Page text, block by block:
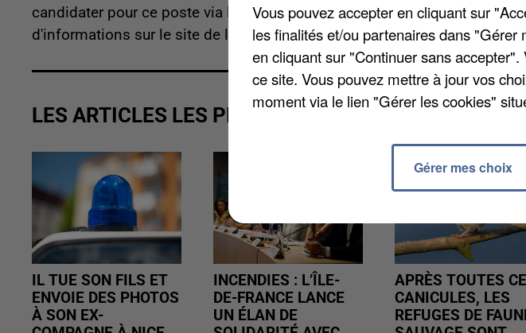
candidater pour ce poste via l'envoie d'une lettre au juge coordonnateur
d'informations sur le site de la commune,www.auneuil.fr.
LES ARTICLES LES PLUS VUS
IL TUE SON FILS ET
ENVOIE DES PHOTOS
À SON EX-
INCENDIES : L’ÎLE-
DE-FRANCE LANCE
UN ÉLAN DE
APRÈS TOUTES
CANICULES, LES
REFUGES DE
Vous pouvez accepter en cliquant sur
les finalités et/ou partenaires dans
en cliquant sur "Continuer sans
ce site. Vous pouvez mettre à jour vos
moment via le lien "Gérer les cookies"
Gérer mes choix